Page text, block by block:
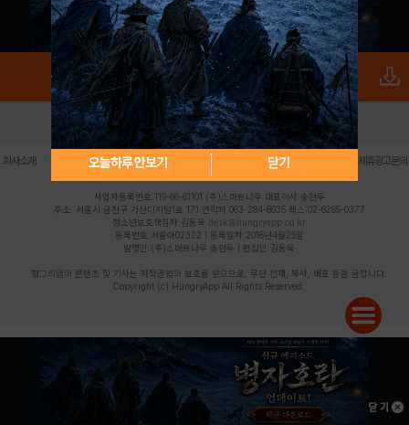
오늘하루 안보기 닫기
로그인 PC버전 전체앱
회사소개 | 개인정보 처리방침 불법촬영물 신고센터 제휴광고문의
사업자등록번호:119-86-61101 (주)스마트나우 대표이사:송현두
주소: 서울시 금천구 가산디지털1로 171 연락처:063-284-8635 팩스:02-6265-0377
청소년보호책임자:김동욱 desk@hungryapp.co.kr
등록번호:서울아02322 | 등록일자:2016년4월25일
발행인:(주)스마트나우 송현두 | 편집인:김동욱
헝그리앱의 콘텐츠 및 기사는 저작권법의 보호를 받으므로, 무단 전재, 복사, 배포 등을 금합니다.
Copyright (c) HungryApp All Rights Reserved.